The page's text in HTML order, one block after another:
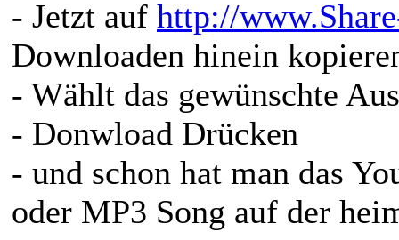
- Jetzt auf http://
Downloaden hinein
- Wählt das gewünschte
- Donwload Drücken
- und schon hat man das
oder MP3 Song auf der